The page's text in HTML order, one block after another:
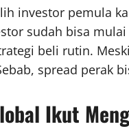
investor pemula
sudah bisa
beli rutin.
spread perak
Ikut